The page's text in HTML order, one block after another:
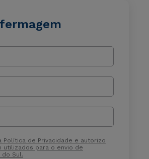
Política de Privacidade e autorizo
utilizados para o envio de
Sul.